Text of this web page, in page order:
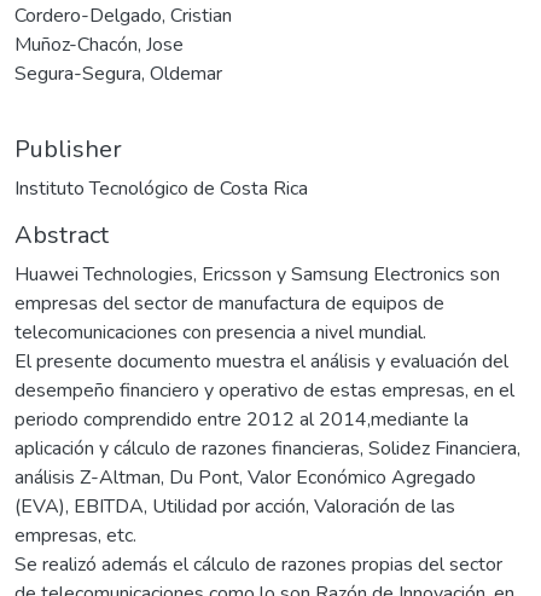
Cordero-Delgado, Cristian
Muñoz-Chacón, Jose
Segura-Segura, Oldemar
Publisher
Instituto Tecnológico de Costa Rica
Abstract
Huawei Technologies, Ericsson y Samsung Electronics son
empresas del sector de manufactura de equipos de
telecomunicaciones con presencia a nivel mundial.
El presente documento muestra el análisis y evaluación del
desempeño financiero y operativo de estas empresas, en el
periodo comprendido entre 2012 al 2014,mediante la
aplicación y cálculo de razones financieras, Solidez Financiera,
análisis Z-Altman, Du Pont, Valor Económico Agregado
(EVA), EBITDA, Utilidad por acción, Valoración de las
empresas, etc.
Se realizó además el cálculo de razones propias del sector